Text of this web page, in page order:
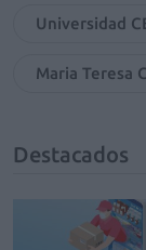
Universidad
Maria Teresa
Destacados